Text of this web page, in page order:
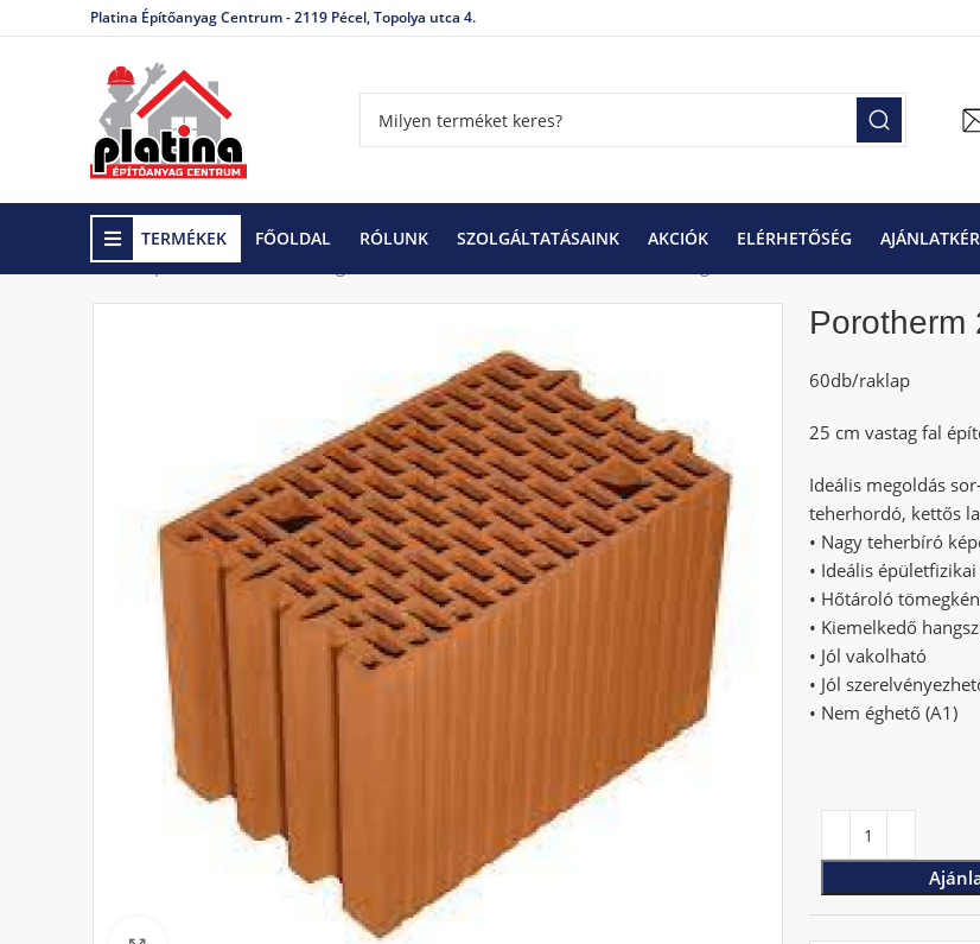
Platina Építőanyag Centrum - 2119 Pécel, Topolya utca 4.
TERMÉKEK FŐOLDAL RÓLUNK SZOLGÁLTATÁSAINK AKCIÓK ELÉRHETŐSÉG
Kezdőlap Falazóelemek
Porotherm
60db/raklap
25 cm vastag fal
Ideális megoldás
teherhordó, kettős
• Nagy teherbíró
• Ideális
• Hőtároló
• Kiemelkedő
• Jól vakolható
• Jól
• Nem éghető (A1)